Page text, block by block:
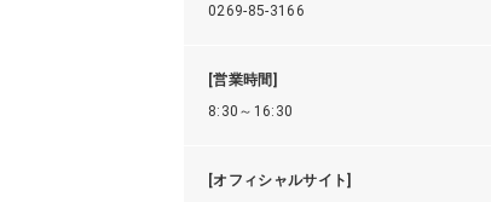
0269-85-3166
[営業時間]
8:30～16:30
[オフィシャルサイト]